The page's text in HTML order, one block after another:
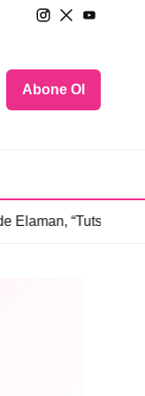
Abone Ol
“Tutsak Sevda”